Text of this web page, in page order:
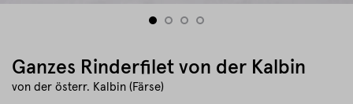
Ganzes Rinderfilet von der Kalbin
von der österr. Kalbin (Färse)